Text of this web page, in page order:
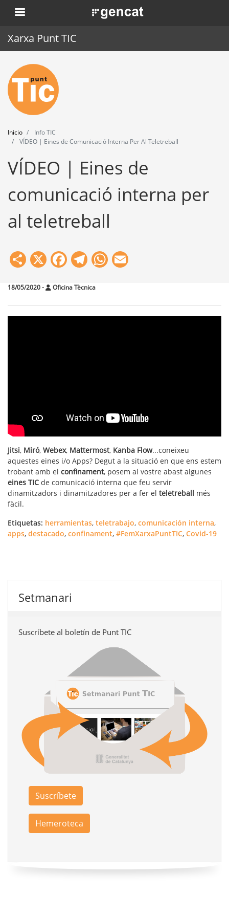
Pasar
al
. Obre en una nova finestra.
Xarxa Punt TIC
Inicio
Punt TIC
Actualidad
Agenda
Formación
Herramientas
Inicio
Info TIC
VÍDEO | Eines de Comunicació Interna Per Al Teletreball
VÍDEO | Eines de
comunicació interna per
al teletreball
Share
X Facebook
Telegram
WhatsApp
18/05/2020- Oficina Tècnica
Jitsi, Miró, Webex, Mattermost, Kanba Flow...coneixeu
aquestes eines i/o Apps? Degut a la situació en que ens estem
trobant amb el confinament, posem al vostre abast algunes
eines TIC de comunicació interna que feu servir
dinamitzadors i dinamitzadores per a fer el teletreball més
fàcil.
Etiquetas: herramientas, teletrabajo, comunicación interna,
apps, destacado, confinament, #FemXarxaPuntTIC, Covid-19
Setmanari
Suscríbete al boletín de Punt TIC
Suscríbete
Hemeroteca